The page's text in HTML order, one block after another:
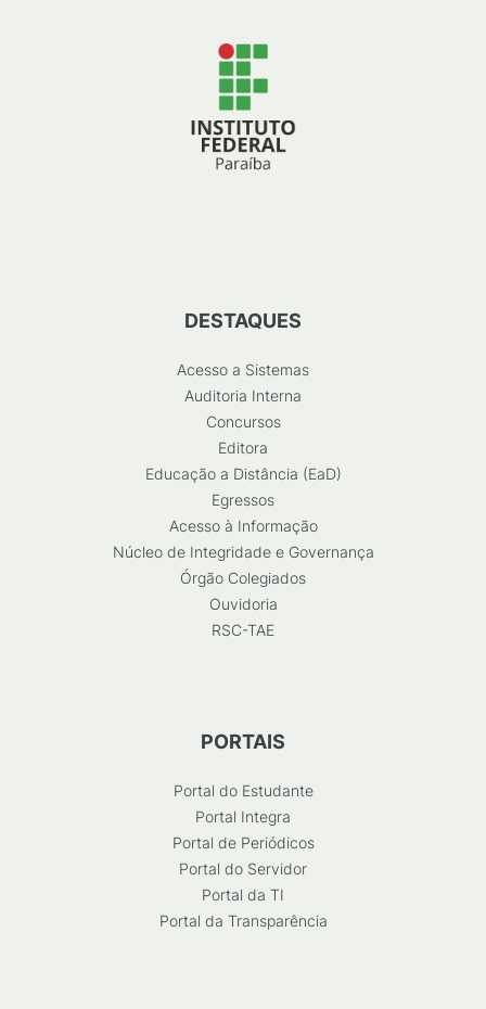
DESTAQUES
Acesso a Sistemas
Auditoria Interna
Concursos
Editora
Educação a Distância (EaD)
Egressos
Acesso à Informação
Núcleo de Integridade e Governança
Órgão Colegiados
Ouvidoria
RSC-TAE
PORTAIS
Portal do Estudante
Portal Integra
Portal de Periódicos
Portal do Servidor
Portal da TI
Portal da Transparência